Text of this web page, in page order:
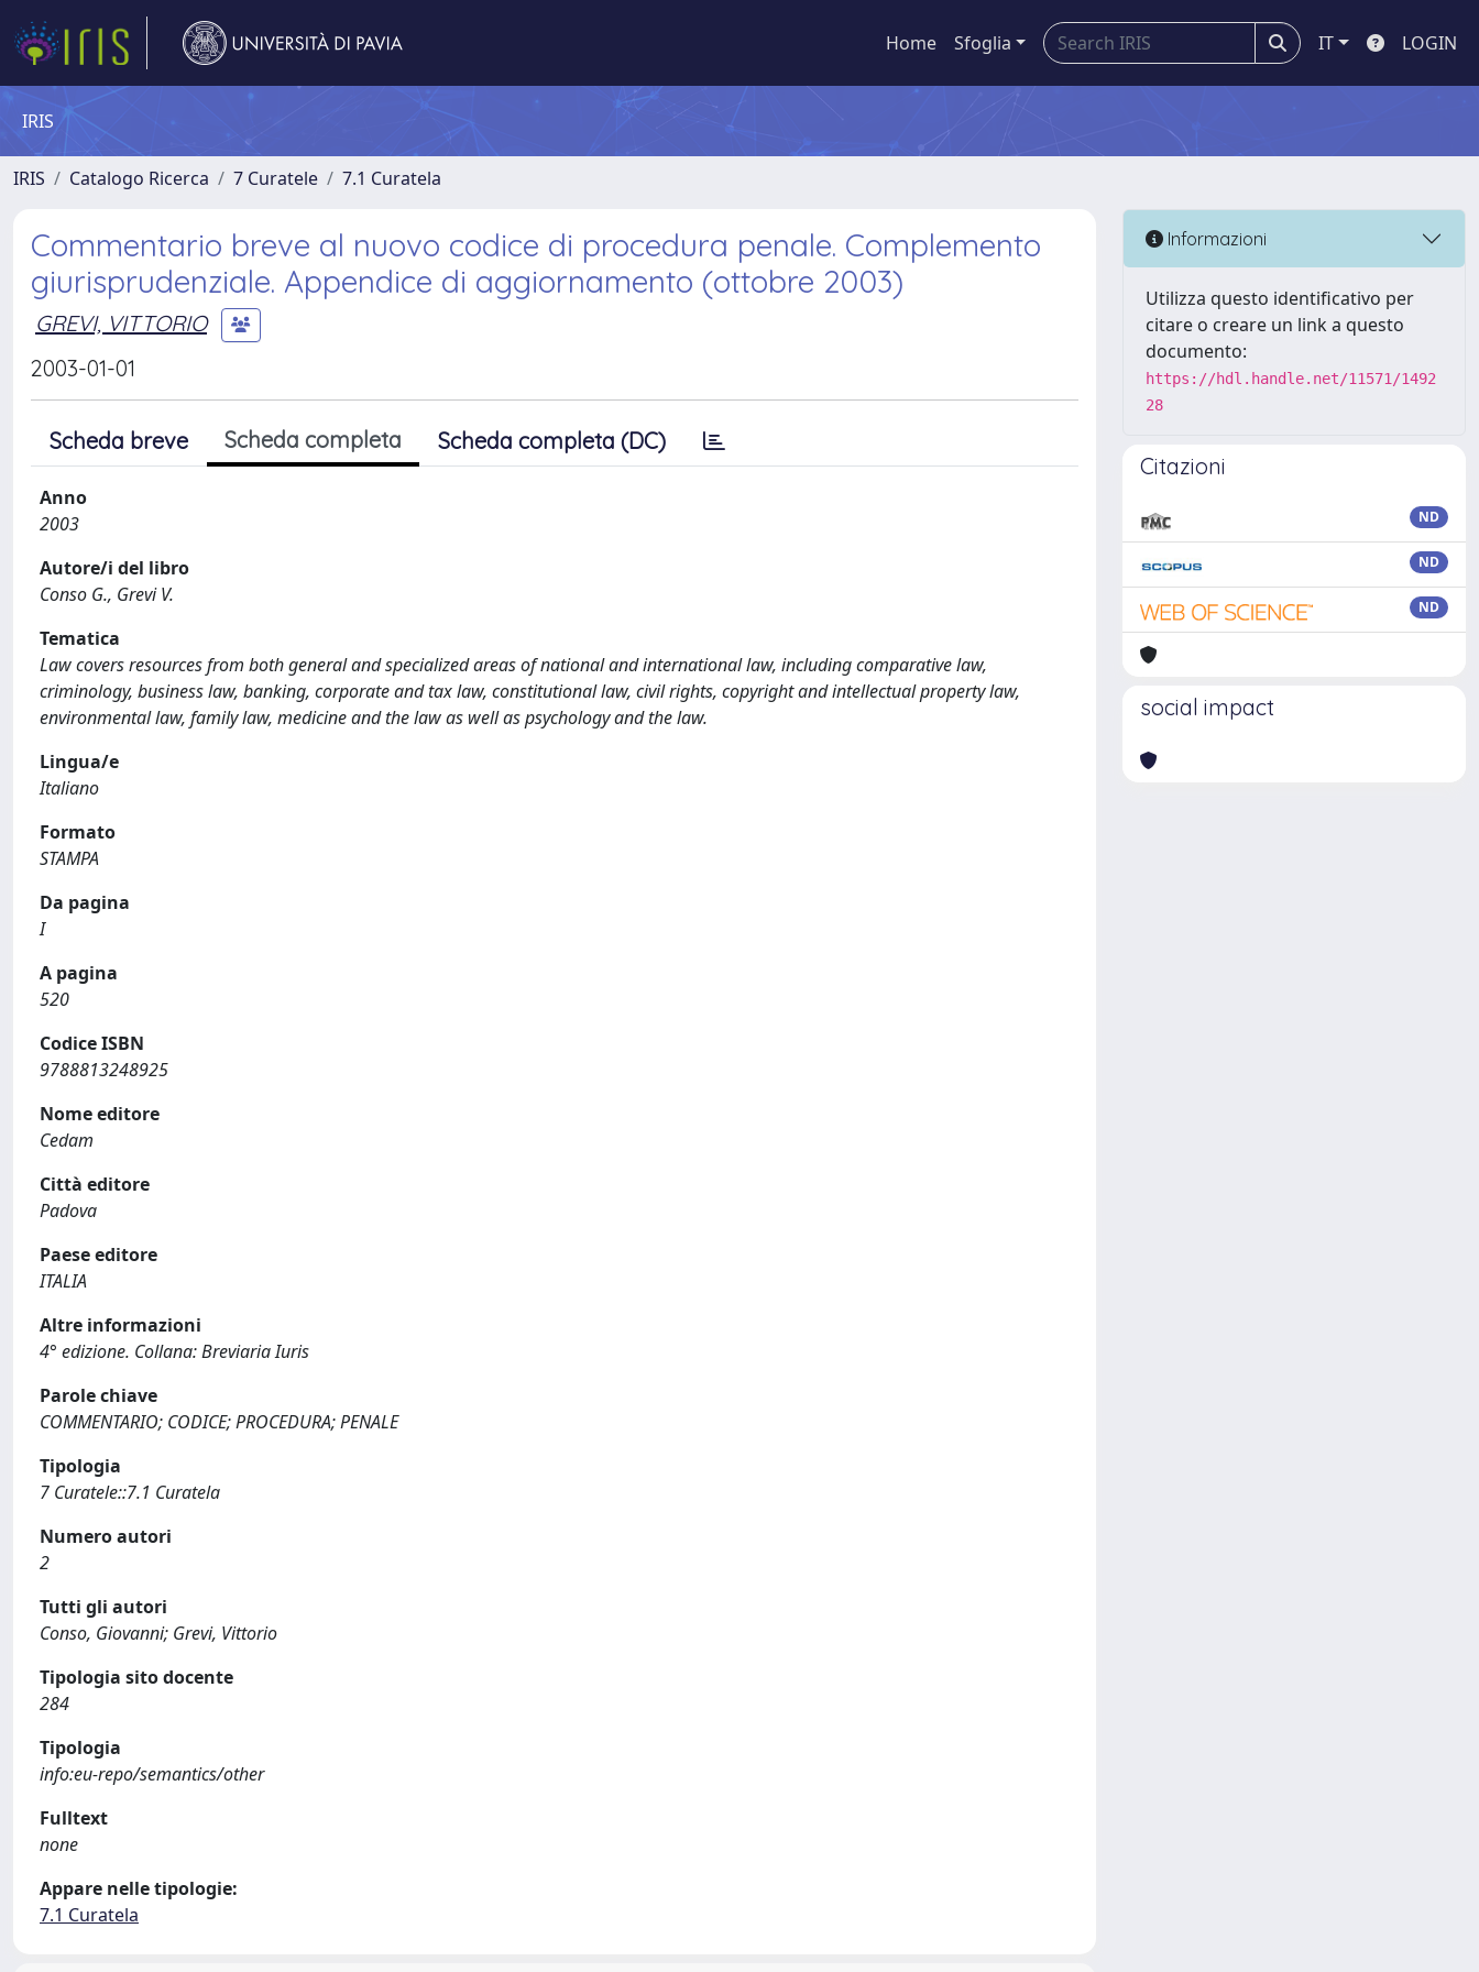
Home Sfoglia IT LOGIN
IRIS
IRIS Catalogo Ricerca 7 Curatele 7.1 Curatela
Commentario breve al nuovo codice di procedura penale. Complemento
giurisprudenziale. Appendice di aggiornamento (ottobre 2003)
GREVI, VITTORIO
2003-01-01
Scheda breve Scheda completa Scheda completa (DC)
Anno
2003
Autore/i del libro
Conso G., Grevi V.
Tematica
Law covers resources from both general and specialized areas of national and international law, including comparative law,
criminology, business law, banking, corporate and tax law, constitutional law, civil rights, copyright and intellectual property law,
environmental law, family law, medicine and the law as well as psychology and the law.
Lingua/e
Italiano
Formato
STAMPA
Da pagina
I
A pagina
520
Codice ISBN
9788813248925
Nome editore
Cedam
Città editore
Padova
Paese editore
ITALIA
Altre informazioni
4° edizione. Collana: Breviaria Iuris
Parole chiave
COMMENTARIO; CODICE; PROCEDURA; PENALE
Tipologia
7 Curatele::7.1 Curatela
Numero autori
2
Tutti gli autori
Conso, Giovanni; Grevi, Vittorio
Tipologia sito docente
284
Tipologia
info:eu-repo/semantics/other
Fulltext
none
Appare nelle tipologie:
7.1 Curatela
Informazioni
Utilizza questo identificativo per
citare o creare un link a questo
documento:
https://hdl.handle.net/11571/1492
28
Citazioni
ND
ND
ND
social impact